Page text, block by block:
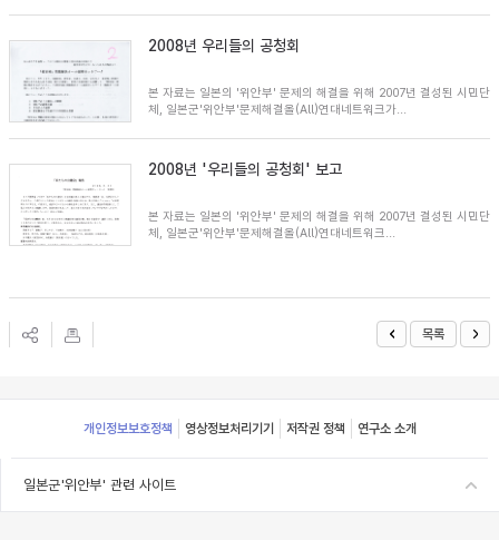
2008년 우리들의 공청회
본 자료는 일본의 '위안부' 문제의 해결을 위해 2007년 결성된 시민단
체, 일본군'위안부'문제해결올(All)연대네트워크가...
2008년 '우리들의 공청회' 보고
본 자료는 일본의 '위안부' 문제의 해결을 위해 2007년 결성된 시민단
체, 일본군'위안부'문제해결올(All)연대네트워크...
목록
Footer
개인정보보호정책 영상정보처리기기 저작권 정책 연구소 소개
일본군'위안부' 관련 사이트